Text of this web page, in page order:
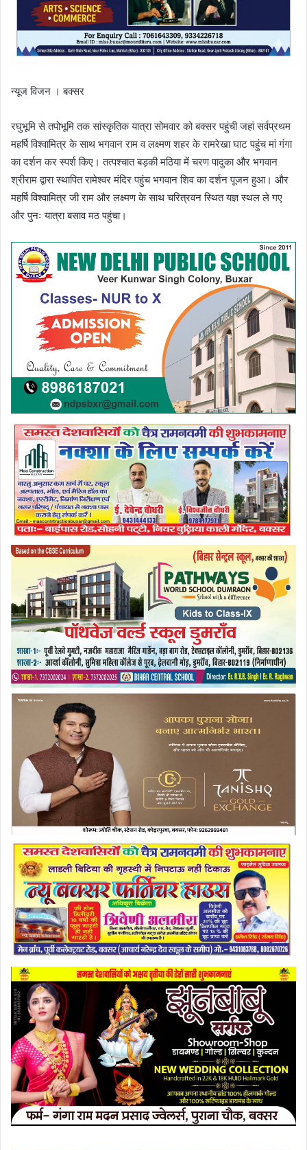
न्यूज विजन । बक्सर
रघुभूमि से तपोभूमि तक सांस्कृतिक यात्रा सोमवार को बक्सर पहुंची जहां सर्वप्रथम
महर्षि विश्वामित्र के साथ भगवान राम व लक्ष्मण शहर के रामरेखा घाट पहुंच मां गंगा
का दर्शन कर स्पर्श किए। तत्पश्चात बड़की मठिया में चरण पादुका और भगवान
श्रीराम द्वारा स्थापित रामेश्वर मंदिर पहुंच भगवान शिव का दर्शन पूजन हुआ। और
महर्षि विश्वामित्र जी राम और लक्ष्मण के साथ चरित्रवन स्थित यज्ञ स्थल ले गए
और पुनः यात्रा बसाव मठ पहुंचा।